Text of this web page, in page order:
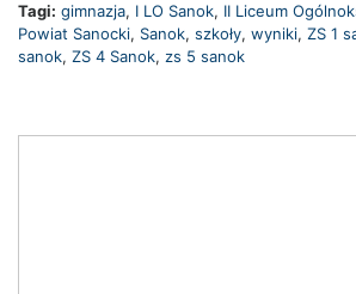
Tagi: gimnazja, I LO Sanok, II Liceum
Powiat Sanocki, Sanok, szkoły, wyniki, ZS 1
sanok, ZS 4 Sanok, zs 5 sanok